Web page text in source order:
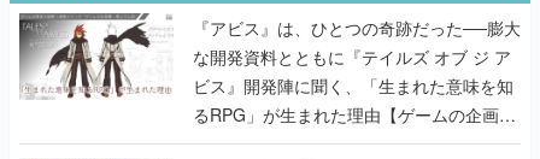
『アビス』は、ひとつの奇跡だった──膨大
な開発資料とともに『テイルズ オブ ジ ア
ビス』開発陣に聞く、「生まれた意味を知
るRPG」が生まれた理由【ゲームの企画
書】